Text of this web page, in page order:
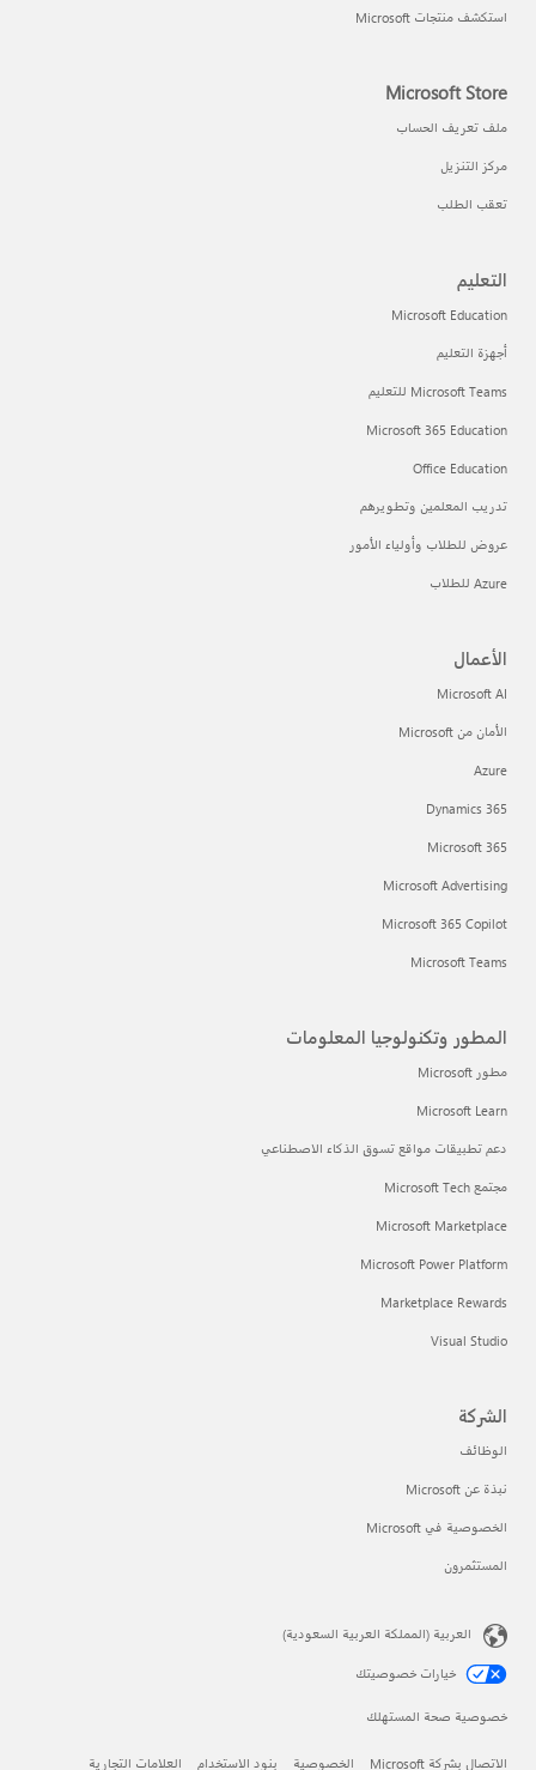
استكشف منتجات Microsoft
Microsoft Store
ملف تعريف الحساب
مركز التنزيل
تعقب الطلب
التعليم
Microsoft Education
أجهزة التعليم
Microsoft Teams للتعليم
Microsoft 365 Education
Office Education
تدريب المعلمين وتطويرهم
عروض للطلاب وأولياء الأمور
Azure للطلاب
الأعمال
Microsoft AI
الأمان من Microsoft
Azure
Dynamics 365
Microsoft 365
Microsoft Advertising
Microsoft 365 Copilot
Microsoft Teams
المطور وتكنولوجيا المعلومات
مطور Microsoft
Microsoft Learn
دعم تطبيقات مواقع تسوق الذكاء الاصطناعي
مجتمع Microsoft Tech
Microsoft Marketplace
Microsoft Power Platform
Marketplace Rewards
Visual Studio
الشركة
الوظائف
نبذة عن Microsoft
الخصوصية في Microsoft
المستثمرون
العربية (المملكة العربية السعودية)
خيارات خصوصيتك
خصوصية صحة المستهلك
الاتصال بشركة Microsoft الخصوصية بنود الاستخدام العلامات التجارية